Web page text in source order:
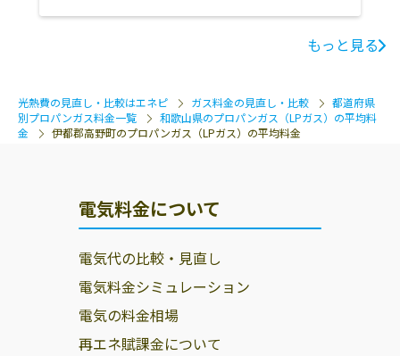
もっと見る
光熱費の見直し・比較はエネピ ガス料金の見直し・比較
都道府県
別プロパンガス料金一覧
和歌山県のプロパンガス（LPガス）の平均料
金
伊都郡高野町のプロパンガス（LPガス）の平均料金
電気料金について
電気代の比較・見直し
電気料金シミュレーション
電気の料金相場
再エネ賦課金について